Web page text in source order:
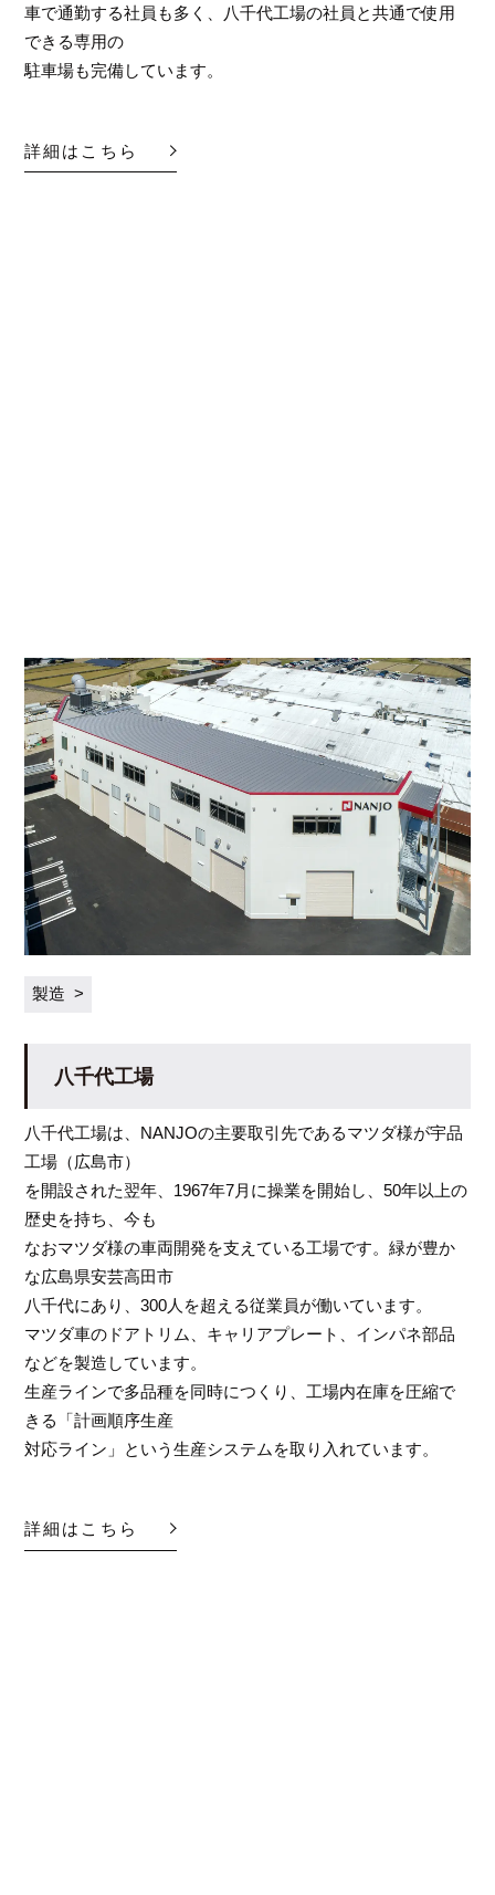
車で通勤する社員も多く、八千代工場の社員と共通で使用
できる専用の
駐車場も完備しています。
詳細はこちら
製造
八千代工場
八千代工場は、NANJOの主要取引先であるマツダ様が宇品
工場（広島市）
を開設された翌年、1967年7月に操業を開始し、50年以上の
歴史を持ち、今も
なおマツダ様の車両開発を支えている工場です。緑が豊か
な広島県安芸高田市
八千代にあり、300人を超える従業員が働いています。
マツダ車のドアトリム、キャリアプレート、インパネ部品
などを製造しています。
生産ラインで多品種を同時につくり、工場内在庫を圧縮で
きる「計画順序生産
対応ライン」という生産システムを取り入れています。
詳細はこちら